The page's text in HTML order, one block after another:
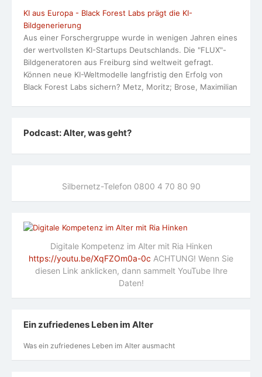
KI aus Europa - Black Forest Labs prägt die KI-
Bildgenerierung
Aus einer Forschergruppe wurde in wenigen Jahren eines
der wertvollsten KI-Startups Deutschlands. Die "FLUX"-
Bildgeneratoren aus Freiburg sind weltweit gefragt.
Können neue KI-Weltmodelle langfristig den Erfolg von
Black Forest Labs sichern? Metz, Moritz; Brose, Maximilian
Podcast: Alter, was geht?
Silbernetz-Telefon 0800 4 70 80 90
Digitale Kompetenz im Alter mit Ria Hinken
https://youtu.be/XqFZOm0a-0c ACHTUNG! Wenn Sie
diesen Link anklicken, dann sammelt YouTube Ihre
Daten!
Ein zufriedenes Leben im Alter
Was ein zufriedenes Leben im Alter ausmacht